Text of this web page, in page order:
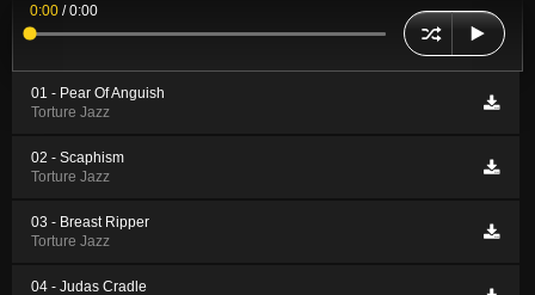
0:00 /0:00
01 - Pear Of Anguish
Torture Jazz
02 - Scaphism
Torture Jazz
03 - Breast Ripper
Torture Jazz
04 - Judas Cradle